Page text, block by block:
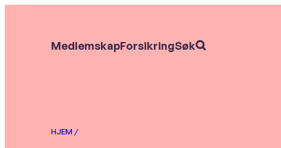
hovedinnhold
MedlemskapForsikringSøk
etter:
HJEM/